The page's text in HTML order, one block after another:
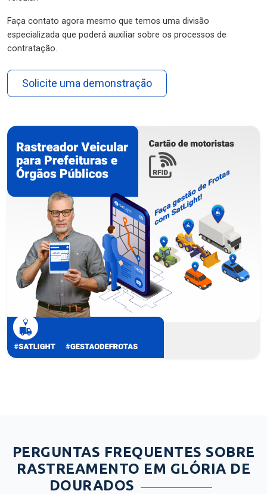
Faça contato agora mesmo que temos uma divisão
especializada que poderá auxiliar sobre os processos de
contratação.
Solicite uma demonstração
PERGUNTAS FREQUENTES SOBRE
RASTREAMENTO EM GLÓRIA DE
DOURADOS